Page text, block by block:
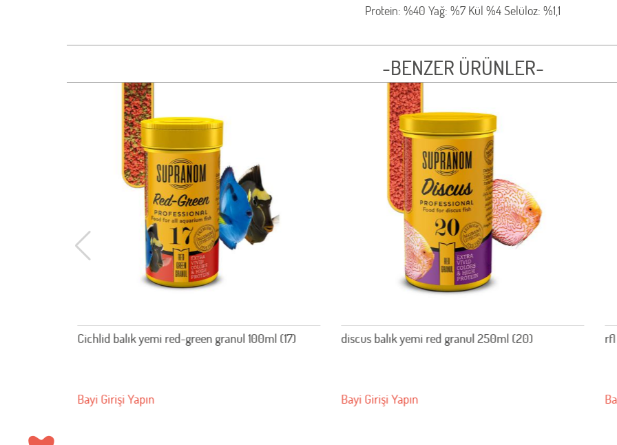
Protein: %40 Yağ: %7 Kül %4 Selüloz: %1,1
-BENZER ÜRÜNLER-
Cichlid balık yemi red-green granul 100ml (17)
Bayi Girişi Yapın
discus balık yemi red granul 250ml (20)
Bayi Girişi Yapın
rfl
Bayi